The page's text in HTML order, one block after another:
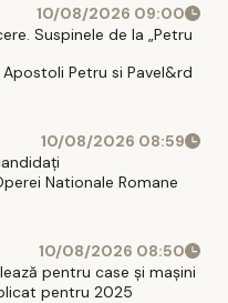
10/08/2026 09:00
Suspinele de la „Petru
Petru si Pavel&rd
10/08/2026 08:59
Nationale Romane
10/08/2026 08:50
pentru case și mașini
pentru 2025